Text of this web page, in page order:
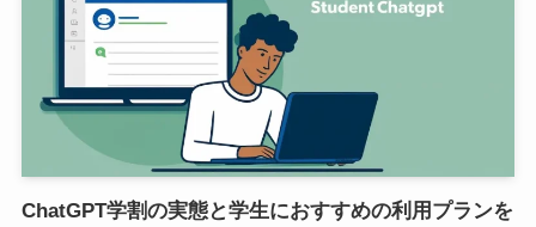
ChatGPT学割の実態と学生におすすめの利用プランを